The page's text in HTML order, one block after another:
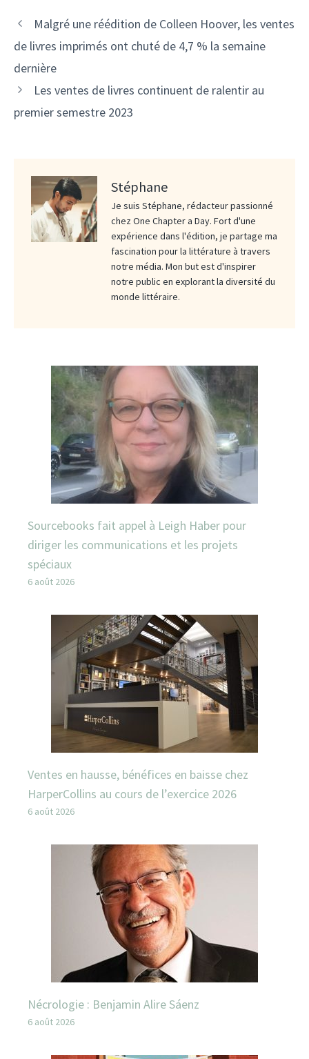
Malgré une réédition de Colleen Hoover, les ventes
de livres imprimés ont chuté de 4,7 % la semaine
dernière
Les ventes de livres continuent de ralentir au
premier semestre 2023
Stéphane
Je suis Stéphane, rédacteur passionné
chez One Chapter a Day. Fort d'une
expérience dans l'édition, je partage ma
fascination pour la littérature à travers
notre média. Mon but est d'inspirer
notre public en explorant la diversité du
monde littéraire.
Sourcebooks fait appel à Leigh Haber pour
diriger les communications et les projets
spéciaux
6 août 2026
Ventes en hausse, bénéfices en baisse chez
HarperCollins au cours de l’exercice 2026
6 août 2026
Nécrologie : Benjamin Alire Sáenz
6 août 2026